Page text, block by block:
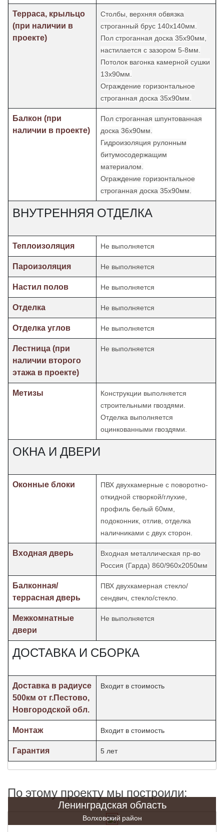
Терраса, крыльцо
(при наличии в
проекте)
Столбы, верхняя обвязка
строганный брус 140х140мм.
Пол строганная доска 35х90мм,
настилается с зазором 5-8мм.
Потолок вагонка камерной сушки
13х90мм.
Ограждение горизонтальное
строганная доска 35х90мм.
Балкон (при
наличии в проекте)
Пол строганная шпунтованная
доска 36х90мм.
Гидроизоляция рулонным
битумосодержащим
материалом.
Ограждение горизонтальное
строганная доска 35х90мм.
ВНУТРЕННЯЯ ОТДЕЛКА
Теплоизоляция Не выполняется
Пароизоляция Не выполняется
Настил полов Не выполняется
Отделка Не выполняется
Отделка углов Не выполняется
Лестница (при
наличии второго
этажа в проекте)
Не выполняется
Метизы
Конструкции выполняется
строительными гвоздями.
Отделка выполняется
оцинкованными гвоздями.
ОКНА И ДВЕРИ
Оконные блоки
ПВХ двухкамерные с поворотно-
откидной створкой/глухие,
профиль белый 60мм,
подоконник, отлив, отделка
наличниками с двух сторон.
Входная дверь
Входная металлическая пр-во
Россия (Гарда) 860/960х2050мм
Балконная/
террасная дверь
ПВХ двухкамерная стекло/
сендвич, стекло/стекло.
Межкомнатные
двери
Не выполняется
ДОСТАВКА И СБОРКА
Доставка в радиусе
500км от г.Пестово,
Новгородской обл.
Входит в стоимость
Монтаж Входит в стоимость
Гарантия 5 лет
По этому проекту мы построили:
Ленинградская область
Волховский район